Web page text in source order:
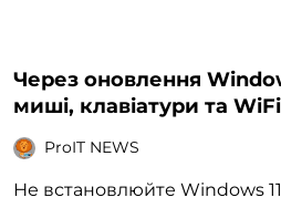
Через оновлення
миші, клавіатури та WiFi
ProIT NEWS
Не встановлюйте Windows